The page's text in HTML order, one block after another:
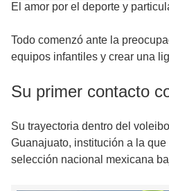
El amor por el deporte y
Todo comenzó ante la
equipos infantiles y crear una
Su primer contacto
Su trayectoria dentro del
Guanajuato, institución a la
selección nacional mexicana